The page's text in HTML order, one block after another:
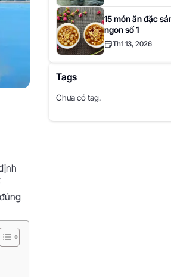
15 món ăn đặc
ngon số 1
Th1 13, 2026
Tags
Chưa có tag.